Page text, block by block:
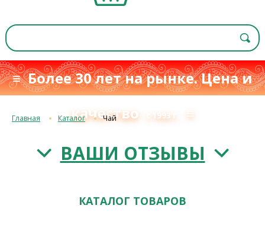
≡ Более 30 лет на рынке. Цена и
качество
с 1993 г. ≡
Главная Каталог Чай
ВАШИ ОТЗЫВЫ
КАТАЛОГ ТОВАРОВ